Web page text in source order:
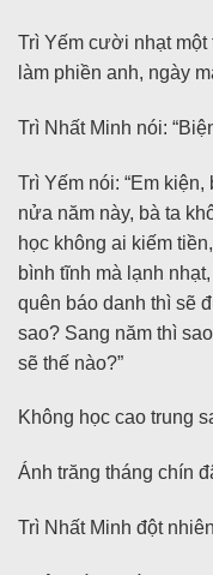
Trì Yếm cười nhạt một
làm phiền anh, ngày
Trì Nhất Minh nói:
Trì Yếm nói: “Em
nửa năm này, bà ta
học không ai kiếm
bình tĩnh mà lạnh
quên báo danh thì sẽ
sao? Sang năm thì
sẽ thế nào?”
Không học cao trung
Ánh trăng tháng chín
Trì Nhất Minh đột